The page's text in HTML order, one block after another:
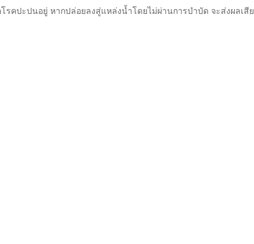
รคปะปนอยู่ หากปล่อยลงสู่แหล่งน้ำโดยไม่ผ่านการบำบัด จะส่งผลเสีย